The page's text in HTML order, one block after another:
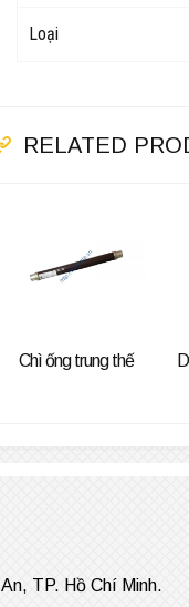
Loại
RELATED
Chì ống trung thế